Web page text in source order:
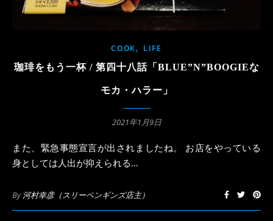
COOK, LIFE
珈琲をもう一杯 / 第四十八話「BLUE”N”BOOGIEな
モカ・ハラー」
2021年1月9日
また、緊急事態宣言が出されましたね。 お店をやっている
身としては人出が抑えられる…
By 河村幸彦（スリーペンギンズ店主）